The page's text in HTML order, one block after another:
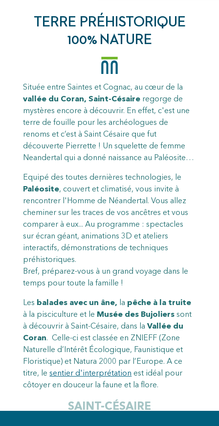
TERRE PRÉHISTORIQUE
100% NATURE
Située entre Saintes et Cognac, au cœur de la
vallée du Coran, Saint-Césaire regorge de
mystères encore à découvrir. En effet, c'est une
terre de fouille pour les archéologues de
renoms et c’est à Saint Césaire que fut
découverte Pierrette ! Un squelette de femme
Neandertal qui a donné naissance au Paléosite…
Equipé des toutes dernières technologies, le
Paléosite, couvert et climatisé, vous invite à
rencontrer l'Homme de Néandertal. Vous allez
cheminer sur les traces de vos ancêtres et vous
comparer à eux... Au programme : spectacles
sur écran géant, animations 3D et ateliers
interactifs, démonstrations de techniques
préhistoriques.
Bref, préparez-vous à un grand voyage dans le
temps pour toute la famille !
Les balades avec un âne, la pêche à la truite
à la pisciculture et le Musée des Bujoliers sont
à découvrir à Saint-Césaire, dans laVallée du
Coran. Celle-ci est classée en ZNIEFF (Zone
Naturelle d’Intérêt Écologique, Faunistique et
Floristique) et Natura 2000 par l’Europe. A ce
titre, lesentier d'interprétation est idéal pour
côtoyer en douceur la faune et la flore.
SAINT-CÉSAIRE